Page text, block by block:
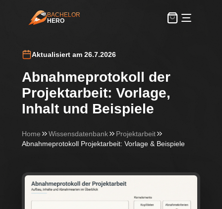
BachelorHero
BACHELOR
HERO
Aktualisiert am 26.7.2026
Abnahmeprotokoll der
Projektarbeit: Vorlage,
Inhalt und Beispiele
Home Wissensdatenbank
Projektarbeit
Abnahmeprotokoll Projektarbeit: Vorlage & Beispiele